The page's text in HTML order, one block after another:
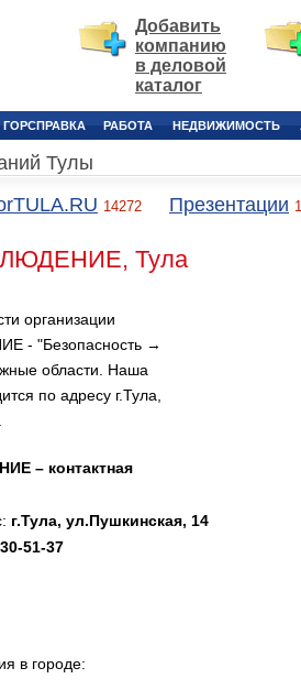
Добавить
компанию
в деловой
каталог
ГОРСПРАВКА РАБОТА НЕДВИЖИМОСТЬ
Тулы
14272 Презентации
Тула
организации
- "Безопасность →
области. Наша
по адресу г.Тула,
– контактная
г.Тула, ул.Пушкинская, 14
51-37
в городе: